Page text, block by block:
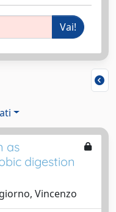
as
digestion
Vincenzo